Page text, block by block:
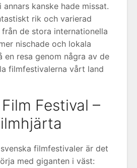
kanske hade missat.
rik och varierad
de stora internationella
nischade och lokala
en resa genom några av de
filmfestivalerna vårt land
Festival –
filmfestivaler är det
med giganten i väst: